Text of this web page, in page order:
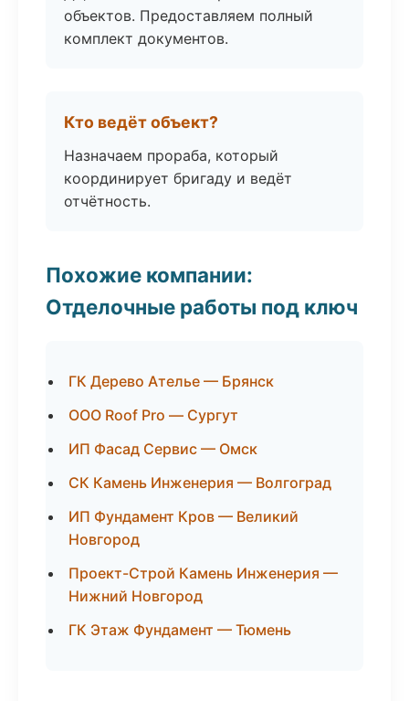
объектов. Предоставляем полный
комплект документов.
Кто ведёт объект?
Назначаем прораба, который
координирует бригаду и ведёт
отчётность.
Похожие компании:
Отделочные работы под ключ
ГК Дерево Ателье — Брянск
ООО Roof Pro — Сургут
ИП Фасад Сервис — Омск
СК Камень Инженерия — Волгоград
ИП Фундамент Кров — Великий
Новгород
Проект-Строй Камень Инженерия —
Нижний Новгород
ГК Этаж Фундамент — Тюмень